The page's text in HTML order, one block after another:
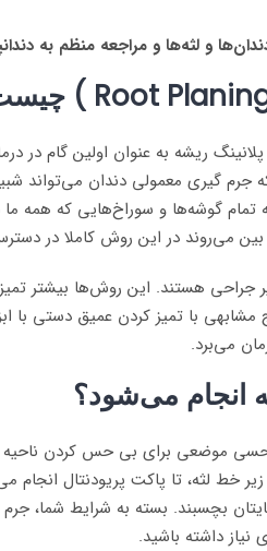
و لثه‌ها و مراجعه منظم به
ریشه به عنوان اولین گام در
جرم گیری معمولی دندان می‌تواند
گوشه‌ها و سوراخ‌هایی که همه
می‌روند در این روش کاملا در
جراحی هستند. این روش‌ها بیشتر
مشابهی با تمیز کردن عمیق دستی با
انجام می‌شود؟
موضعی برای بی حس کردن ناحیه
خط لثه، تا پاکت پریودنتال
بچسبند. بسته به شرایط
داشته باشید.